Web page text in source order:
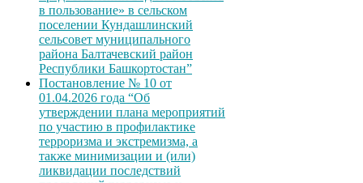
в пользование» в сельском
поселении Кундашлинский
сельсовет муниципального
района Балтачевский район
Республики Башкортостан”
Постановление № 10 от
01.04.2026 года “Об
утверждении плана мероприятий
по участию в профилактике
терроризма и экстремизма, а
также минимизации и (или)
ликвидации последствий